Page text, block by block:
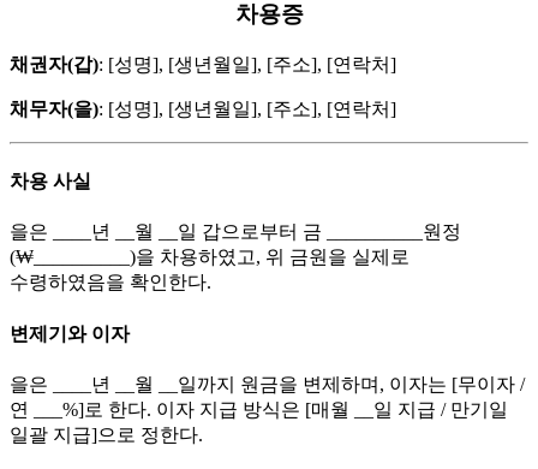
차용증
채권자(갑): [성명], [생년월일], [주소], [연락처]
채무자(을): [성명], [생년월일], [주소], [연락처]
차용 사실
을은 ____년 __월 __일 갑으로부터 금 __________원정
(₩__________)을 차용하였고, 위 금원을 실제로
수령하였음을 확인한다.
변제기와 이자
을은 ____년 __월 __일까지 원금을 변제하며, 이자는 [무이자 /
연 ___%]로 한다. 이자 지급 방식은 [매월 __일 지급 / 만기일
일괄 지급]으로 정한다.